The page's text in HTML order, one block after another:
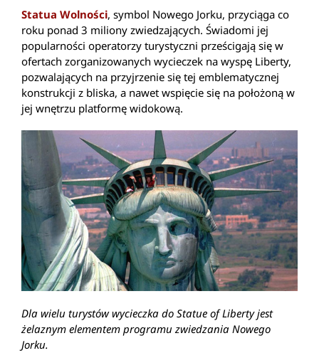
Statua Wolności, symbol Nowego Jorku, przyciąga co
roku ponad 3 miliony zwiedzających. Świadomi jej
popularności operatorzy turystyczni prześcigają się w
ofertach zorganizowanych wycieczek na wyspę Liberty,
pozwalających na przyjrzenie się tej emblematycznej
konstrukcji z bliska, a nawet wspięcie się na położoną w
jej wnętrzu platformę widokową.
Dla wielu turystów wycieczka do Statue of Liberty jest
żelaznym elementem programu zwiedzania Nowego
Jorku.